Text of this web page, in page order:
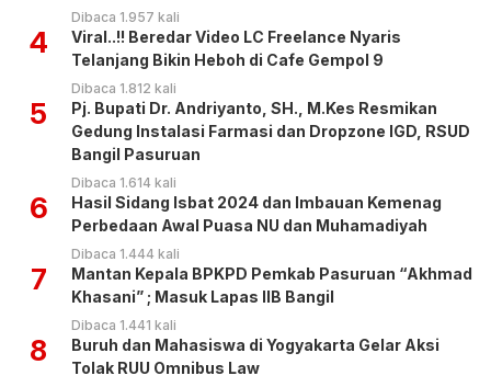
Dibaca 1.957 kali
4
Viral..!! Beredar Video LC Freelance Nyaris
Telanjang Bikin Heboh di Cafe Gempol 9
Dibaca 1.812 kali
5
Pj. Bupati Dr. Andriyanto, SH., M.Kes Resmikan
Gedung Instalasi Farmasi dan Dropzone IGD, RSUD
Bangil Pasuruan
Dibaca 1.614 kali
6
Hasil Sidang Isbat 2024 dan Imbauan Kemenag
Perbedaan Awal Puasa NU dan Muhamadiyah
Dibaca 1.444 kali
7
Mantan Kepala BPKPD Pemkab Pasuruan “Akhmad
Khasani” ; Masuk Lapas IIB Bangil
Dibaca 1.441 kali
8
Buruh dan Mahasiswa di Yogyakarta Gelar Aksi
Tolak RUU Omnibus Law